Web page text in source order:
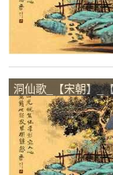
洞仙歌_【宋朝】_